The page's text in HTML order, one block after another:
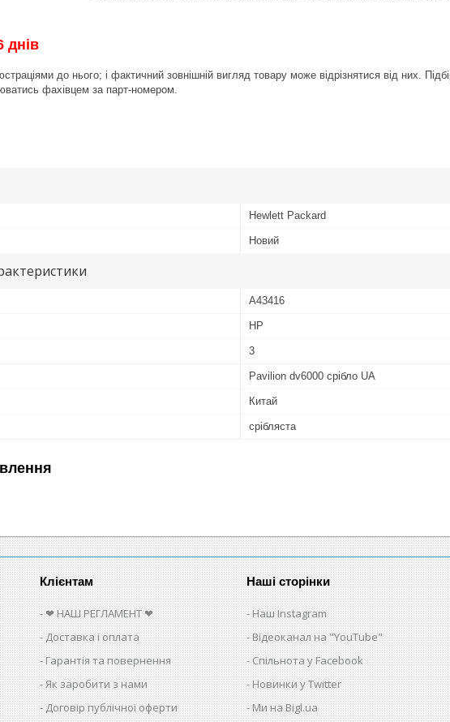
днів
до нього; і фактичний зовнішній вигляд товару може відрізнятися від них.
фахівцем за парт-номером.
Hewlett Packard
Новий
A43416
HP
3
Pavilion dv6000 срібло UA
Китай
срібляста
Клієнтам
❤ НАШ РЕГЛАМЕНТ ❤
Доставка і оплата
Гарантія та повернення
Як заробити з нами
Договір публічної оферти
Наші сторінки
Наш Instagram
Відеоканал на "YouTube"
Спільнота у Facebook
Новинки у Twitter
Ми на Bigl.ua